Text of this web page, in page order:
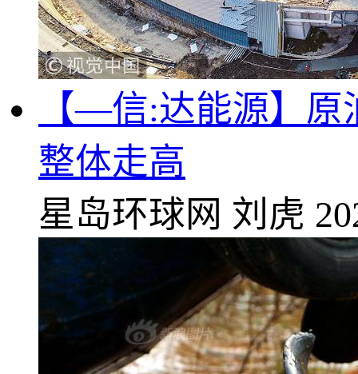
【—信:达能源】
整体走高
星岛环球网 刘虎